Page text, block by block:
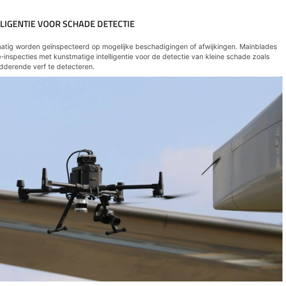
VOOR SCHADE DETECTIE
worden geïnspecteerd op mogelijke beschadigingen of afwijkingen. Mainblades
inspecties met kunstmatige intelligentie voor de detectie van kleine schade zoals
verf te detecteren.